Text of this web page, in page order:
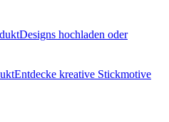
Designs hochladen oder
Entdecke kreative Stickmotive